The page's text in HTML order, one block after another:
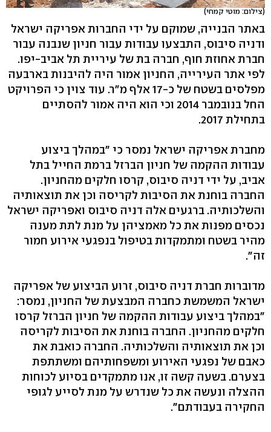
(צילום: מוטי קמחי)
באתר הבנייה, שמוקם על ידי החברות אפריקה ישראל
ודניה סיבוס, התבצעו עבודות עבור חניון שנבנה עבור
חברת אחוזת חוף, חברה בת של עיריית תל אביב-יפו.
לפי אתר העירייה, החניון אמור היה להיבנות בארבעה
מפלסים בשטח של כ-17 אלף מ"ר. עוד צוין כי הפרויקט
החל בנובמבר 2014 וכי הוא היה אמור להסתיים
בתחילת 2017.
מחברת אפריקה ישראל נמסר כי "במהלך ביצוע
עבודות ההקמה של חניון הברזל ברמת החייל בתל
אביב, על ידי דניה סיבוס, קרסו חלקים מהחניון.
החברה בוחנת את הסיבות לקריסה וכן את תוצאותיה
והשלכותיה. ברגעים אלה דניה סיבוס ואפריקה ישראל
נכסים מפנות את כל מאמציהן על מנת לתת מענה
מהיר בשטח ומתמקדות בטיפול בנפגעי אירוע חמור
זה".
מדוברות חברת דניה סיבוס, זרוע הביצוע של אפריקה
ישראל המשמשת כחברה המבצעת של החניון, נמסר:
"במהלך ביצוע עבודות ההקמה של חניון הברזל קרסו
חלקים מהחניון. החברה בוחנת את הסיבות לקריסה
וכן את תוצאותיה והשלכותיה. החברה כואבת את
כאבם של נפגעי האירוע ומשפחותיהם ומשתתפת
בצערם. בשעה קשה זו, אנו מתמקדים בסיוע לכוחות
ההצלה ונעשה את כל שנדרש על מנת לסייע לגופי
החקירה בעבודתם".